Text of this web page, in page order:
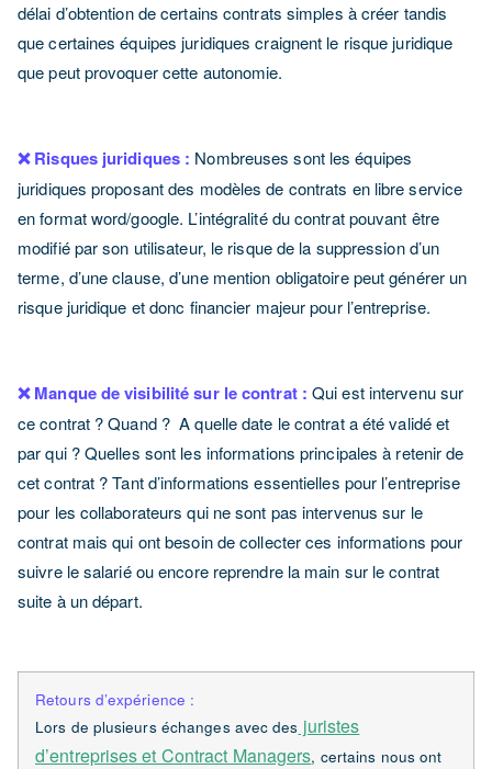
délai d’obtention de certains contrats simples à créer tandis
que certaines équipes juridiques craignent le risque juridique
que peut provoquer cette autonomie.
❌ Risques juridiques : Nombreuses sont les équipes
juridiques proposant des modèles de contrats en libre service
en format word/google. L’intégralité du contrat pouvant être
modifié par son utilisateur, le risque de la suppression d’un
terme, d’une clause, d’une mention obligatoire peut générer un
risque juridique et donc financier majeur pour l’entreprise.
❌ Manque de visibilité sur le contrat : Qui est intervenu sur
ce contrat ? Quand ? A quelle date le contrat a été validé et
par qui ? Quelles sont les informations principales à retenir de
cet contrat ? Tant d’informations essentielles pour l’entreprise
pour les collaborateurs qui ne sont pas intervenus sur le
contrat mais qui ont besoin de collecter ces informations pour
suivre le salarié ou encore reprendre la main sur le contrat
suite à un départ.
Retours d’expérience :
Lors de plusieurs échanges avec des juristes
d’entreprises et Contract Managers, certains nous ont